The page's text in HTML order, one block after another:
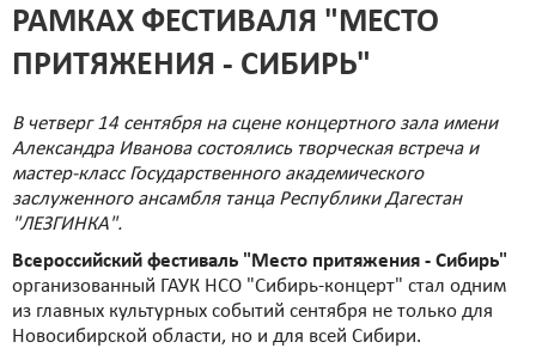
РАМКАХ ФЕСТИВАЛЯ "МЕСТО
ПРИТЯЖЕНИЯ - СИБИРЬ"
В четверг 14 сентября на сцене концертного зала имени
Александра Иванова состоялись творческая встреча и
мастер-класс Государственного академического
заслуженного ансамбля танца Республики Дагестан
"ЛЕЗГИНКА".
Всероссийский фестиваль "Место притяжения - Сибирь"
организованный ГАУК НСО "Сибирь-концерт" стал одним
из главных культурных событий сентября не только для
Новосибирской области, но и для всей Сибири.